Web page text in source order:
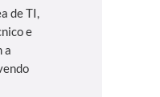
de TI,
e
a